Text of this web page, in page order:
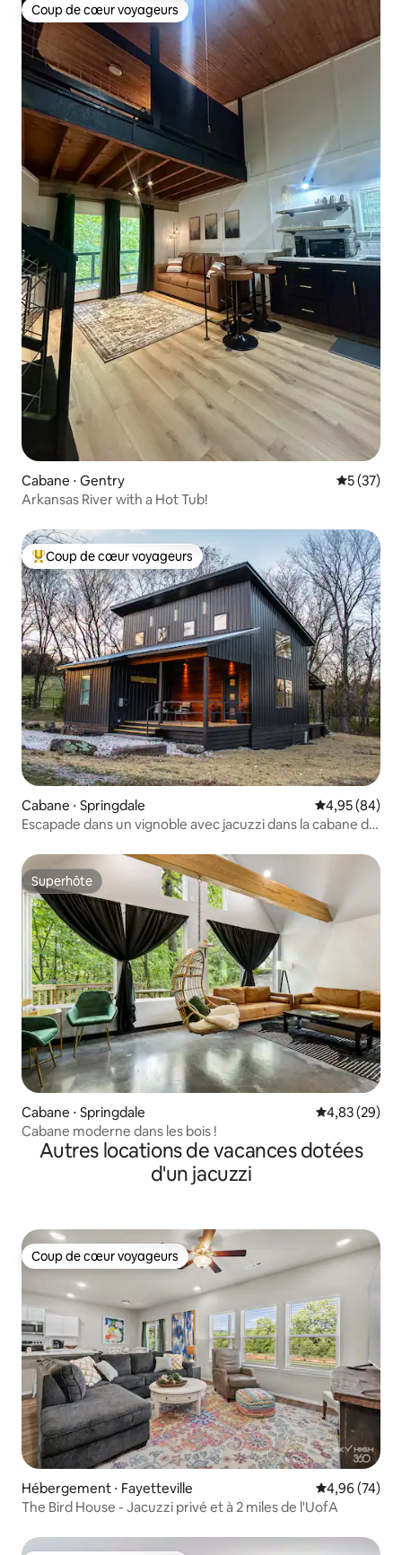
Coup de cœur voyageurs
Coup de cœur voyageurs
Cabane ⋅ Gentry
5 (37)
Arkansas River with a Hot Tub!
Coups de cœur voyageurs les plus appréciés
Coup de cœur voyageurs
Cabane ⋅ Springdale Évaluation
4,95 (84)
Escapade dans un vignoble avec jacuzzi dans la cabane de
Superhôte
Superhôte
Cabane ⋅ Springdale Évaluation
4,83 (29)
Cabane moderne dans les bois !
Autres locations de vacances dotées
d'un jacuzzi
Coup de cœur voyageurs
Coup de cœur voyageurs
Hébergement ⋅ Fayetteville Évaluation
4,96 (74)
The Bird House - Jacuzzi privé et à 2 miles de l'UofA